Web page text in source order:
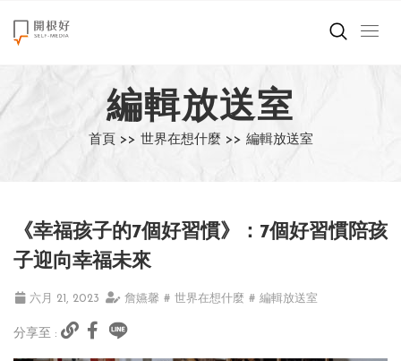
來點正能量
世界在想什麼
創造美好生活
職場商業經濟
影片專區
關於我們
編輯放送室
首頁 >> 世界在想什麼 >> 編輯放送室
《幸福孩子的7個好習慣》：7個好習慣陪孩
子迎向幸福未來
六月 21, 2023 詹嬿馨 # 世界在想什麼 # 編輯放送室
分享至 :